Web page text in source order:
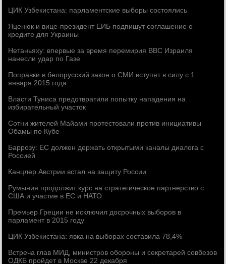
ЦИК Узбекистана: парламентские выборы состоялись
Яценюк и вице-президент ЕИБ подпишут соглашение о
кредите для Украины
Нетаньяху: впервые за время перемирия ВВС Израиля
нанесли удар по Газе
Поправки в белорусский закон о СМИ вступят в силу с 1
января 2015 года
Власти Туниса предотвратили попытку нападения на
избирательный участок
Сотни жителей Майами протестовали против инициативы
Обамы по Кубе
Баррозу: ЕС должен держать открытыми каналы диалога с
Россией
Канцлер Австрии встал на защиту России
Румыния продолжит курс на стратегическое партнерство с
США и участие в ЕС и НАТО
Премьер Греции не исключил досрочных выборов в
парламент в 2015 году
ЦИК Узбекистана: явка на выборах составила 78,4%
Встреча глав МИД, министров обороны и секретарей совбезов
ОДКБ пройдет в Москве 22 декабря